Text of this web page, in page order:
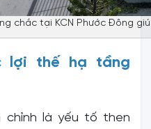
chắc tại KCN Phước Đông
lợi thế hạ tầng
chỉnh là yếu tố then